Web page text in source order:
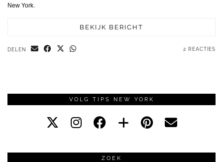
New York.
BEKIJK BERICHT
DELEN 2 REACTIES
VOLG TIPS NEW YORK
ZOEK